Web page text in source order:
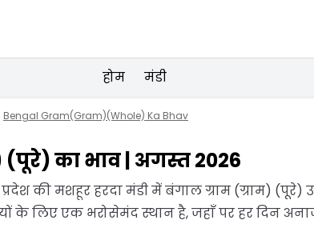
होम मंडी
Bengal Gram(Gram)(Whole) Ka Bhav
(पूरे) का भाव | अगस्त 2026
की मशहूर हरदा मंडी में बंगाल ग्राम (ग्राम)
के लिए एक भरोसेमंद स्थान है, जहाँ पर हर दिन